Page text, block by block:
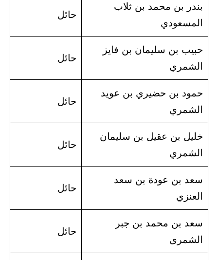
بندر بن محمد بن ثلاب
المسعودي
حائل
حبيب بن سليمان بن فايز
الشمري
حائل
حمود بن حضيري بن عويد
الشمري
حائل
خليل بن عقيل بن سليمان
الشمري
حائل
سعد بن عودة بن سعد
العنزي
حائل
سعد بن محمد بن جبر
الشمرى
حائل